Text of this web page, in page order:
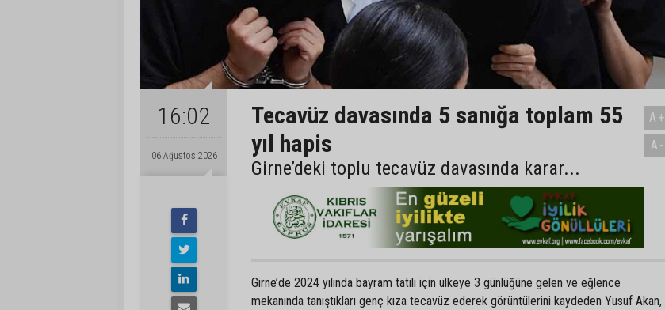
16:02
06 Ağustos 2026
Tecavüz davasında 5 sanığa toplam 55
yıl hapis
Girne’deki toplu tecavüz davasında karar...
A+
A-
Girne’de 2024 yılında bayram tatili için ülkeye 3 günlüğüne gelen ve eğlence
mekanında tanıştıkları genç kıza tecavüz ederek görüntülerini kaydeden Yusuf Akan,